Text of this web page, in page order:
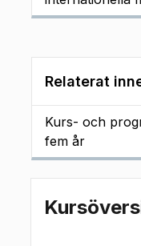
Relaterat
Kurs- och
fem år